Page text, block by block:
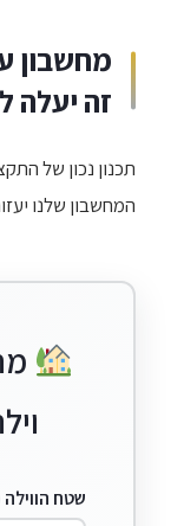
מחשבון
זה יעלה
תכנון נכון של
המחשבון שלנו
שטח